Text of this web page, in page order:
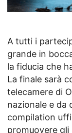
A tutti i
grande in
la fiducia che
La finale sarà
telecamere di
nazionale e da
compilation
promuovere